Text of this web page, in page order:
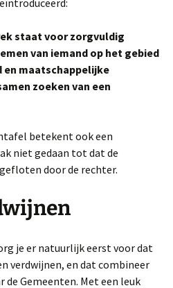
staat voor zorgvuldig
van iemand op het gebied
en maatschappelijke
zoeken van een
betekent ook een
niet gedaan tot dat de
door de rechter.
je er natuurlijk eerst voor dat
verdwijnen, en dat combineer
Gemeenten. Met een leuk